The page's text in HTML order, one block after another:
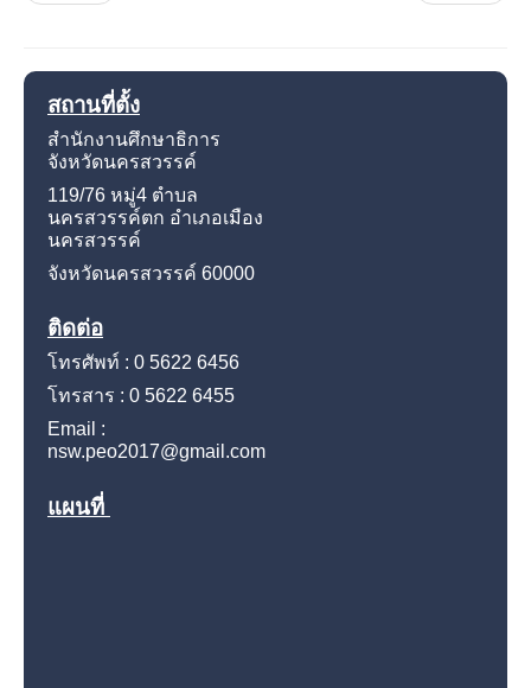
สถานที่ตั้ง
สำนักงานศึกษาธิการ
จังหวัดนครสวรรค์
119/76 หมู่4 ตำบล
นครสวรรค์ตก อำเภอเมือง
นครสวรรค์
จังหวัดนครสวรรค์ 60000
ติดต่อ
โทรศัพท์ : 0 5622 6456
โทรสาร : 0 5622 6455
Email :
nsw.peo2017@gmail.com
แผนที่